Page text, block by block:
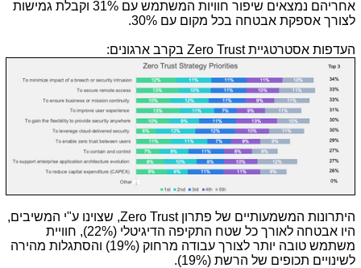
אחריהם נמצאים שיפור חוויות המשתמש עם 31% וקבלת גמישות
לצורך אספקת אבטחה בכל מקום עם 30%.
העדפות אסטרטגייתZero Trust בקרב ארגונים:
היתרונות המשמעותיים של פתרוןZero Trust, שצוינו ע"י המשיבים,
היו אבטחה לאורך כל שטח התקיפה הדיגיטלי (22%), חוויית
משתמש טובה יותר לצורך עבודה מרחוק (19%) והסתגלות מהירה
לשינויים תכופים של הרשת (19%).